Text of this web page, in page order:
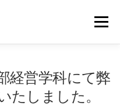
メニュー
経営学科にて弊
たしました。